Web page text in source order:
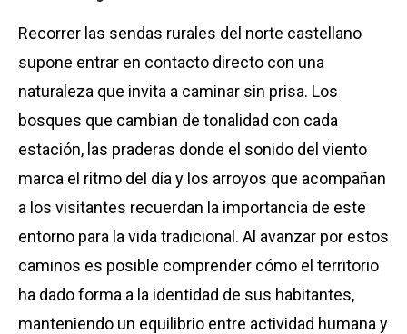
Recorrer las sendas rurales del norte castellano
supone entrar en contacto directo con una
naturaleza que invita a caminar sin prisa. Los
bosques que cambian de tonalidad con cada
estación, las praderas donde el sonido del viento
marca el ritmo del día y los arroyos que acompañan
a los visitantes recuerdan la importancia de este
entorno para la vida tradicional. Al avanzar por estos
caminos es posible comprender cómo el territorio
ha dado forma a la identidad de sus habitantes,
manteniendo un equilibrio entre actividad humana y